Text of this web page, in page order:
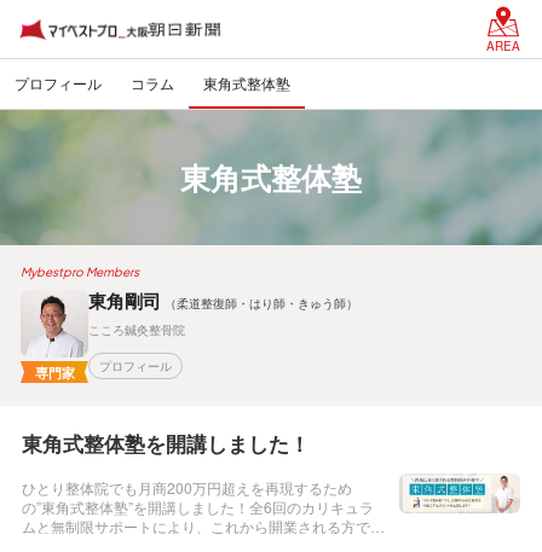
AREA
プロフィール コラム 東角式整体塾
東角式整体塾
Mybestpro Members
専門家
東角剛司
（柔道整復師・はり師・きゅう師）
こころ鍼灸整骨院
プロフィール
東角式整体塾を開講しました！
ひとり整体院でも月商200万円超えを再現するため
の”東角式整体塾”を開講しました！全6回のカリキュラ
ムと無制限サポートにより、これから開業される方で